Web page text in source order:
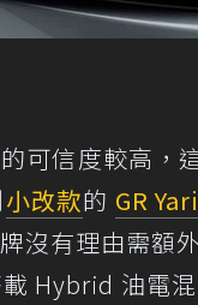
可信度較高，
小改款的 GR
沒有理由需額
Hybrid 油電